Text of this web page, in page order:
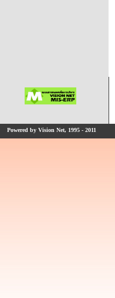
Powered by Vision Net, 1995 - 2011